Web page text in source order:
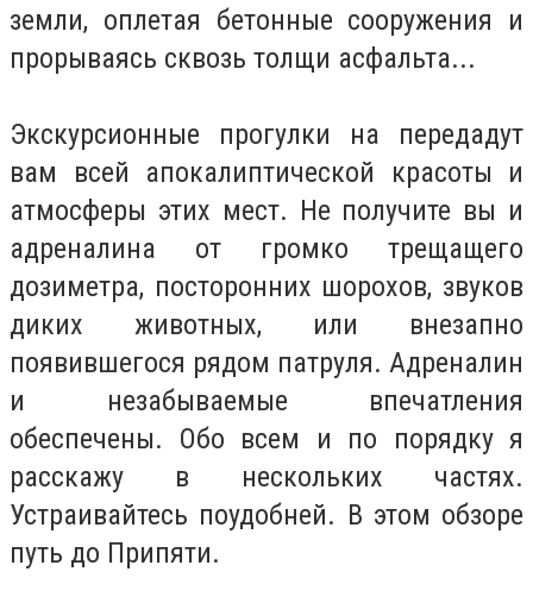
земли, оплетая бетонные сооружения и
прорываясь сквозь толщи асфальта...
Экскурсионные прогулки на передадут
вам всей апокалиптической красоты и
атмосферы этих мест. Не получите вы и
адреналина от громко трещащего
дозиметра, посторонних шорохов, звуков
диких животных, или внезапно
появившегося рядом патруля. Адреналин
и незабываемые впечатления
обеспечены. Обо всем и по порядку я
расскажу в нескольких частях.
Устраивайтесь поудобней. В этом обзоре
путь до Припяти.